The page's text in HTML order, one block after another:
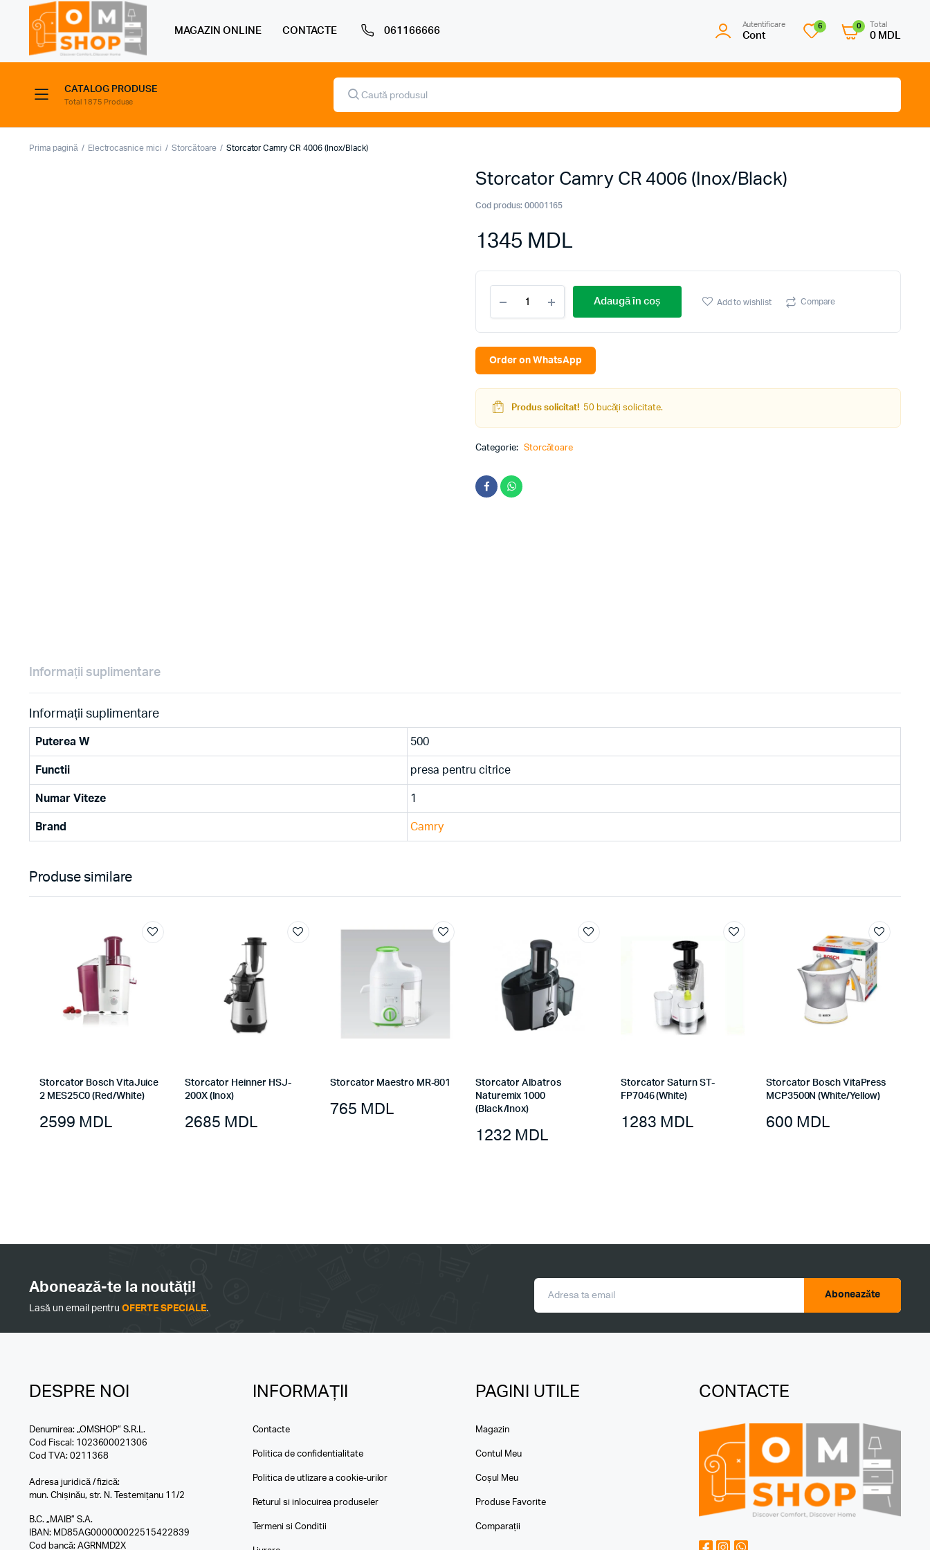
MAGAZIN ONLINE CONTACTE 061166666
Autentificare
Cont
6 0 Total
0 MDL
CATALOG PRODUSE
Total 1875 Produse
Products
search
Prima pagină Electrocasnice mici Storcătoare Storcator Camry CR 4006 (Inox/Black)
Storcator Camry CR 4006 (Inox/Black)
Cod produs: 00001165
1345 MDL
Camry
CR
4006
quantity
Adaugă în coș Add to wishlist Compare
Order on WhatsApp
Produs solicitat! 50 bucăți solicitate.
Categorie: Storcătoare
Informații suplimentare
Informații suplimentare
Puterea W 500
Functii presa pentru citrice
Numar Viteze 1
Brand Camry
Produse similare
Storcator Bosch VitaJuice
2 MES25C0 (Red/White)
2599 MDL
Storcator Heinner HSJ-
200X (Inox)
2685 MDL
Storcator Maestro MR-801
765 MDL
Storcator Albatros
Naturemix 1000
(Black/Inox)
1232 MDL
Storcator Saturn ST-
FP7046 (White)
1283 MDL
Storcator Bosch VitaPress
MCP3500N (White/Yellow)
600 MDL
Abonează-te la noutăți!
Lasă un email pentruOFERTE SPECIALE.
Aboneazăte
DESPRE NOI
Denumirea: „OMSHOP” S.R.L.
Cod Fiscal: 1023600021306
Cod TVA: 0211368
Adresa juridică / fizică:
mun. Chișinău, str. N. Testemițanu 11/2
B.C. „MAIB” S.A.
IBAN: MD85AG000000022515422839
Cod bancă: AGRNMD2X
INFORMAȚII
Contacte
Politica de confidentialitate
Politica de utlizare a cookie-urilor
Returul si inlocuirea produseler
Termeni si Conditii
PAGINI UTILE
Magazin
Contul Meu
Coșul Meu
Produse Favorite
Comparații
CONTACTE